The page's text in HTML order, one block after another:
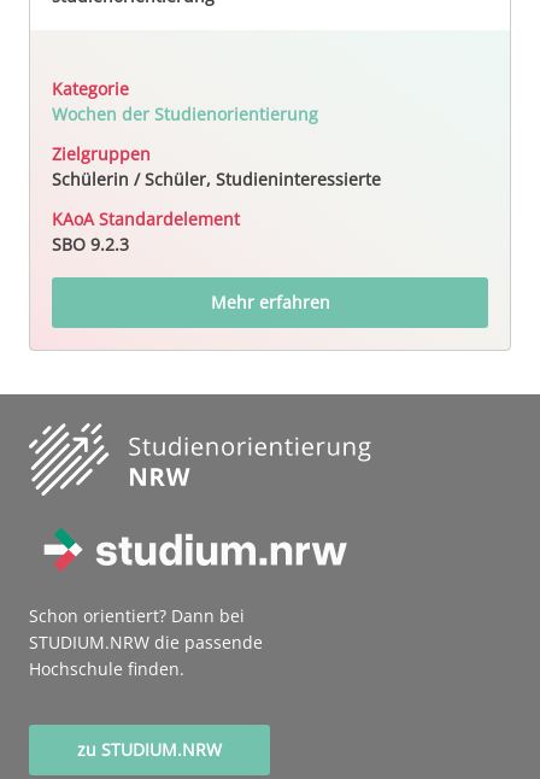
Kategorie
Wochen der Studienorientierung
Zielgruppen
Schülerin / Schüler, Studieninteressierte
KAoA Standardelement
SBO 9.2.3
Mehr erfahren
Schon orientiert? Dann bei
STUDIUM.NRW die passende
Hochschule finden.
zu STUDIUM.NRW